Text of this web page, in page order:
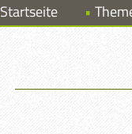
Startseite